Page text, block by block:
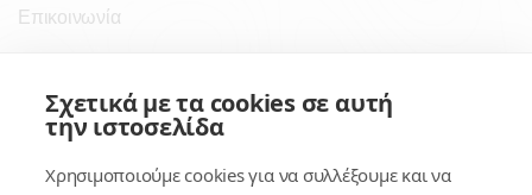
Επικοινωνία
Σύνδεσμοι
Σχετικά με τα cookies σε αυτή
την ιστοσελίδα
Χρησιμοποιούμε cookies για να συλλέξουμε και να